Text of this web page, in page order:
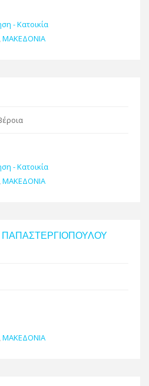
- Κατοικία
,ΜΑΚΕΔΟΝΙΑ
- Κατοικία
,ΜΑΚΕΔΟΝΙΑ
ΠΑΠΑΣΤΕΡΓΙΟΠΟΥΛΟΥ
,ΜΑΚΕΔΟΝΙΑ